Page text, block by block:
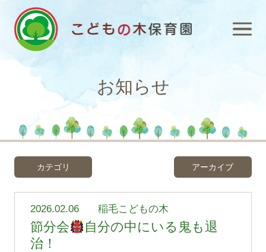
お知らせ
カテゴリ アーカイブ
2026.02.06 稲毛こどもの木
節分会
自分の中にいる鬼も退
治！